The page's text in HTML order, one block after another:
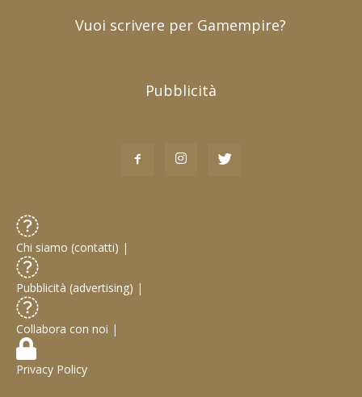
Vuoi scrivere per Gamempire?
Pubblicità
Chi siamo (contatti) |
Pubblicità (advertising) |
Collabora con noi |
Privacy Policy